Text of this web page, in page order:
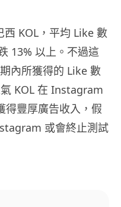
KOL，平均 Like 數
13% 以上。不過這
內所獲得的 Like 數
KOL 在 Instagram
得豐厚廣告收入，假
或會終止測試